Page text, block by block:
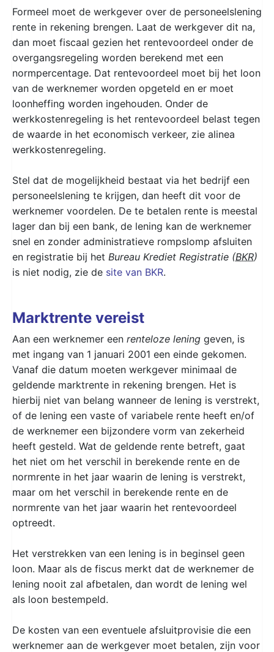
Formeel moet de werkgever over de personeelslening
rente in rekening brengen. Laat de werkgever dit na,
dan moet fiscaal gezien het rentevoordeel onder de
overgangsregeling worden berekend met een
normpercentage. Dat rentevoordeel moet bij het loon
van de werknemer worden opgeteld en er moet
loonheffing worden ingehouden. Onder de
werkkostenregeling is het rentevoordeel belast tegen
de waarde in het economisch verkeer, zie alinea
werkkostenregeling.
Stel dat de mogelijkheid bestaat via het bedrijf een
personeelslening te krijgen, dan heeft dit voor de
werknemer voordelen. De te betalen rente is meestal
lager dan bij een bank, de lening kan de werknemer
snel en zonder administratieve rompslomp afsluiten
en registratie bij het Bureau Krediet Registratie (BKR)
is niet nodig, zie de site van BKR.
Marktrente vereist
Aan een werknemer een renteloze lening geven, is
met ingang van 1 januari 2001 een einde gekomen.
Vanaf die datum moeten werkgever minimaal de
geldende marktrente in rekening brengen. Het is
hierbij niet van belang wanneer de lening is verstrekt,
of de lening een vaste of variabele rente heeft en/of
de werknemer een bijzondere vorm van zekerheid
heeft gesteld. Wat de geldende rente betreft, gaat
het niet om het verschil in berekende rente en de
normrente in het jaar waarin de lening is verstrekt,
maar om het verschil in berekende rente en de
normrente van het jaar waarin het rentevoordeel
optreedt.
Het verstrekken van een lening is in beginsel geen
loon. Maar als de fiscus merkt dat de werknemer de
lening nooit zal afbetalen, dan wordt de lening wel
als loon bestempeld.
De kosten van een eventuele afsluitprovisie die een
werknemer aan de werkgever moet betalen, zijn voor